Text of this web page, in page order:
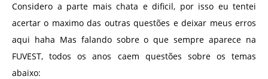
Considero a parte mais chata e dificil, por isso eu tentei
acertar o maximo das outras questões e deixar meus erros
aqui haha Mas falando sobre o que sempre aparece na
FUVEST, todos os anos caem questões sobre os temas
abaixo: